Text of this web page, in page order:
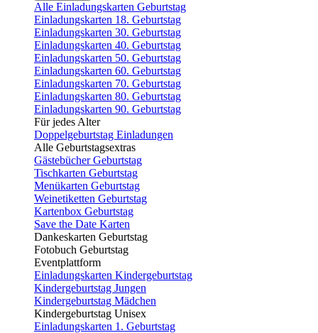
Alle Einladungskarten Geburtstag
Einladungskarten 18. Geburtstag
Einladungskarten 30. Geburtstag
Einladungskarten 40. Geburtstag
Einladungskarten 50. Geburtstag
Einladungskarten 60. Geburtstag
Einladungskarten 70. Geburtstag
Einladungskarten 80. Geburtstag
Einladungskarten 90. Geburtstag
Für jedes Alter
Doppelgeburtstag Einladungen
Alle Geburtstagsextras
Gästebücher Geburtstag
Tischkarten Geburtstag
Menükarten Geburtstag
Weinetiketten Geburtstag
Kartenbox Geburtstag
Save the Date Karten
Dankeskarten Geburtstag
Fotobuch Geburtstag
Eventplattform
Einladungskarten Kindergeburtstag
Kindergeburtstag Jungen
Kindergeburtstag Mädchen
Kindergeburtstag Unisex
Einladungskarten 1. Geburtstag